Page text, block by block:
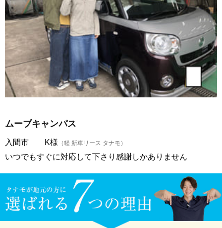
ムーブキャンパス
入間市 K様 （軽 新車リース タナモ）
いつでもすぐに対応して下さり感謝しかありません